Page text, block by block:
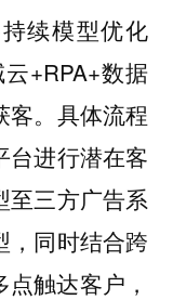
续模型优化
+RPA+数据
客。具体流程
台进行潜在客
至三方广告系
，同时结合跨
触达客户，